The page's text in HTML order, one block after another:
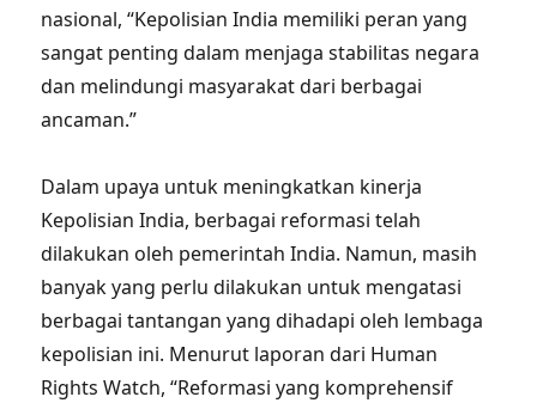
nasional, “Kepolisian India memiliki peran yang
sangat penting dalam menjaga stabilitas negara
dan melindungi masyarakat dari berbagai
ancaman.”
Dalam upaya untuk meningkatkan kinerja
Kepolisian India, berbagai reformasi telah
dilakukan oleh pemerintah India. Namun, masih
banyak yang perlu dilakukan untuk mengatasi
berbagai tantangan yang dihadapi oleh lembaga
kepolisian ini. Menurut laporan dari Human
Rights Watch, “Reformasi yang komprehensif